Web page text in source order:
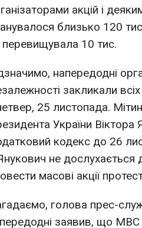
акцій і
близько 120
перевищувала 10 тис.
напередодні
закликали
25 листопада.
України Віктора
кодекс до 26
не дослухається
масові акції
голова прес-
заявив, що МВС